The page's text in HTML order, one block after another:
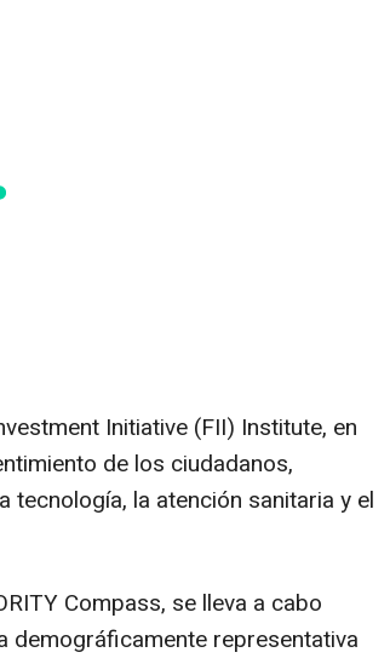
Initiative (FII) Institute, en
de los ciudadanos,
tecnología, la atención sanitaria y el
Compass, se lleva a cabo
demográficamente representativa